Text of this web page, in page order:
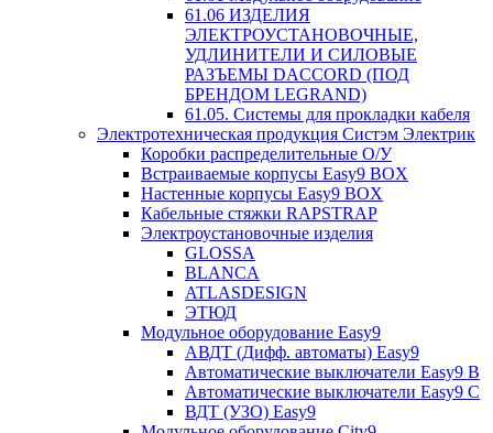
61.06 ИЗДЕЛИЯ
ЭЛЕКТРОУСТАНОВОЧНЫЕ,
УДЛИНИТЕЛИ И СИЛОВЫЕ
РАЗЪЕМЫ DACCORD (ПОД
БРЕНДОМ LEGRAND)
61.05. Системы для прокладки кабеля
Электротехническая продукция Систэм Электрик
Коробки распределительные О/У
Встраиваемые корпусы Easy9 BOX
Настенные корпусы Easy9 BOX
Кабельные стяжки RAPSTRAP
Электроустановочные изделия
GLOSSA
BLANCA
ATLASDESIGN
ЭТЮД
Модульное оборудование Easy9
АВДТ (Дифф. автоматы) Easy9
Автоматические выключатели Easy9 В
Автоматические выключатели Easy9 С
ВДТ (УЗО) Easy9